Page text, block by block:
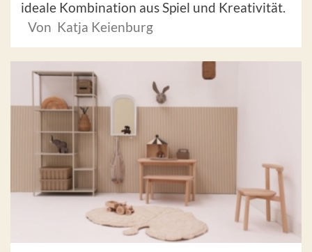
ideale Kombination aus Spiel und Kreativität.
Von Katja Keienburg